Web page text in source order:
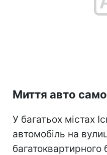
Миття авто
У багатьох містах
автомобіль на